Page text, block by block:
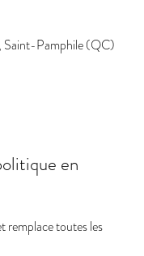
Saint-Pamphile (QC)
en
remplace toutes les